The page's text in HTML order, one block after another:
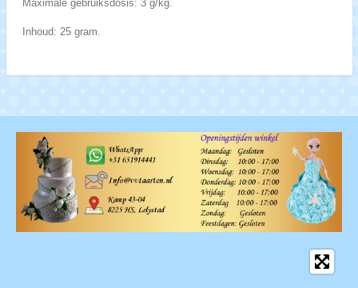
Maximale gebruiksdosis: 3 g/kg.
Inhoud: 25 gram.